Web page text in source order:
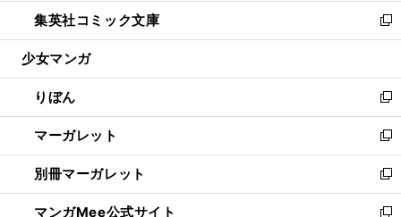
く
で
開
ド
ウ
開
く
ウ
ィ
ン
ウ
で
開
く
し
い
ウ
ン
ド
ウ
で
開
く
集英社コミック文庫
新
し
ウ
ィ
ン
ド
ウ
で
開
く
少女マンガ
りぼん
新
し
い
ウ
ィ
ン
ド
マーガレット
新
し
い
ウ
別冊マーガレット
新
し
マンガMee公式サイト